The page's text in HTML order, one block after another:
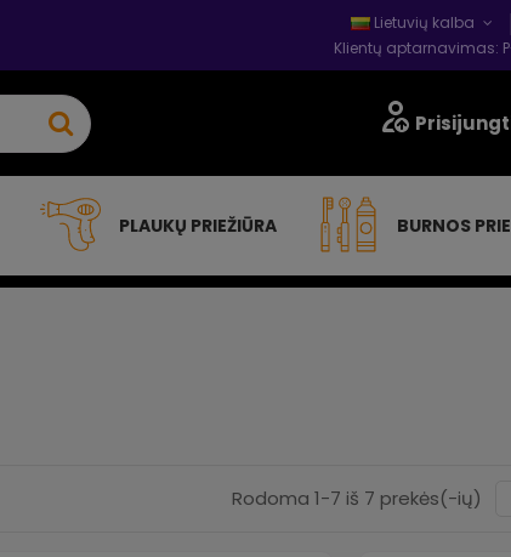
Lietuvių kalba
Klientų aptarnavimas:
PLAUKŲ PRIEŽIŪRA BURNOS
Rodoma 1-7 iš 7 prekės(-ių)